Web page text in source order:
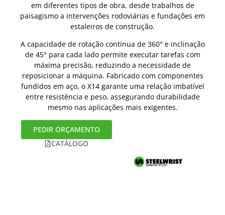
em diferentes tipos de obra, desde trabalhos de
paisagismo a intervenções rodoviárias e fundações em
estaleiros de construção.
A capacidade de rotação contínua de 360° e inclinação
de 45° para cada lado permite executar tarefas com
máxima precisão, reduzindo a necessidade de
reposicionar a máquina. Fabricado com componentes
fundidos em aço, o X14 garante uma relação imbatível
entre resistência e peso, assegurando durabilidade
mesmo nas aplicações mais exigentes.
PEDIR ORÇAMENTO
CATÁLOGO